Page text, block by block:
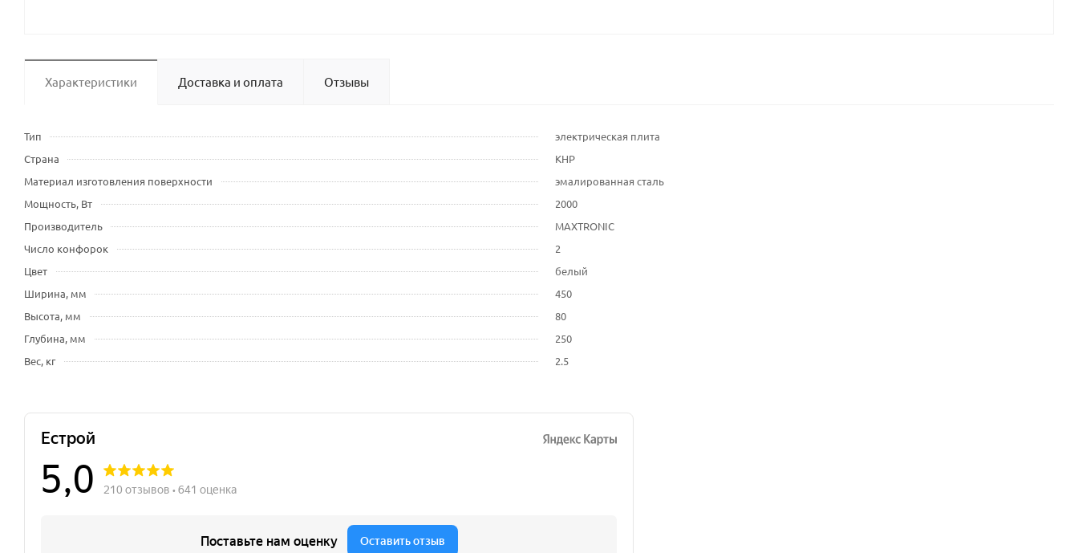
Характеристики Доставка и оплата Отзывы
Тип
электрическая плита
Страна
КНР
Материал изготовления поверхности
эмалированная сталь
Мощность, Вт
2000
Производитель
MAXTRONIC
Число конфорок
2
Цвет
белый
Ширина, мм
450
Высота, мм
80
Глубина, мм
250
Вес, кг
2.5